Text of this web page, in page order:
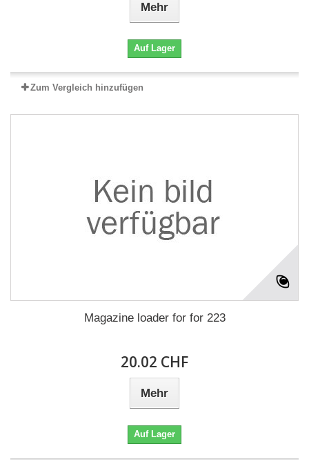
Mehr
Auf Lager
Zum Vergleich hinzufügen
Magazine loader for for 223
20.02 CHF
Mehr
Auf Lager